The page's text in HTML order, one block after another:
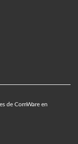
de ComWare en